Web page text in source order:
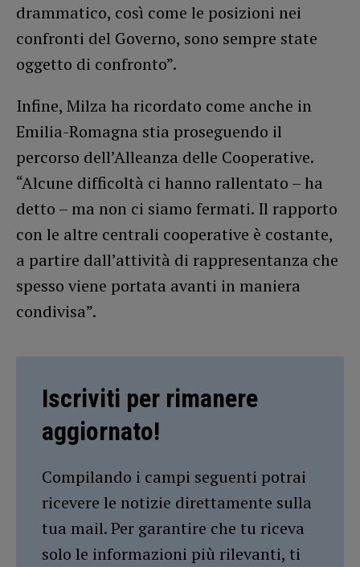
drammatico, così come le posizioni nei
confronti del Governo, sono sempre state
oggetto di confronto”.
Infine, Milza ha ricordato come anche in
Emilia-Romagna stia proseguendo il
percorso dell’Alleanza delle Cooperative.
“Alcune difficoltà ci hanno rallentato – ha
detto – ma non ci siamo fermati. Il rapporto
con le altre centrali cooperative è costante,
a partire dall’attività di rappresentanza che
spesso viene portata avanti in maniera
condivisa”.
Iscriviti per rimanere
aggiornato!
Compilando i campi seguenti potrai
ricevere le notizie direttamente sulla
tua mail. Per garantire che tu riceva
solo le informazioni più rilevanti, ti